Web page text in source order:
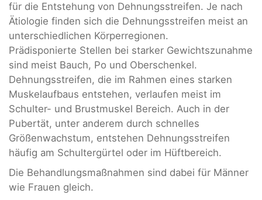
für die Entstehung von Dehnungsstreifen. Je nach
Ätiologie finden sich die Dehnungsstreifen meist an
unterschiedlichen Körperregionen.
Prädisponierte Stellen bei starker Gewichtszunahme
sind meist Bauch, Po und Oberschenkel.
Dehnungsstreifen, die im Rahmen eines starken
Muskelaufbaus entstehen, verlaufen meist im
Schulter- und Brustmuskel Bereich. Auch in der
Pubertät, unter anderem durch schnelles
Größenwachstum, entstehen Dehnungsstreifen
häufig am Schultergürtel oder im Hüftbereich.
Die Behandlungsmaßnahmen sind dabei für Männer
wie Frauen gleich.